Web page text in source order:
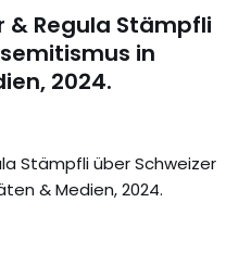
& Regula Stämpfli
in
2024.
Stämpfli über Schweizer
& Medien, 2024.